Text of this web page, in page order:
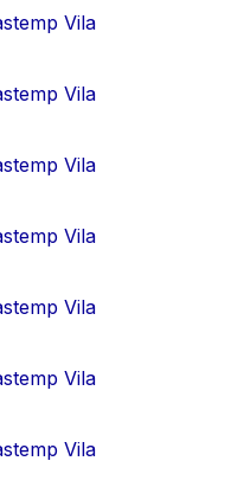
Vila
Vila
Vila
Vila
Vila
Vila
Vila